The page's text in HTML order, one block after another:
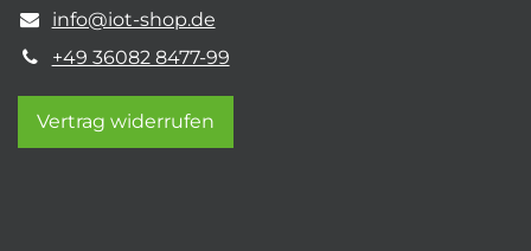
info@iot-shop.de
+49 36082 8477-99
Vertrag widerrufen